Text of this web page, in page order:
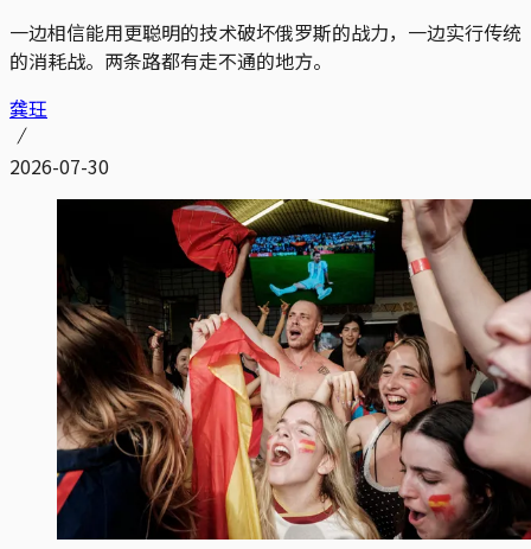
一边相信能用更聪明的技术破坏俄罗斯的战力，一边实行传统
的消耗战。两条路都有走不通的地方。
龚玨
2026-07-30